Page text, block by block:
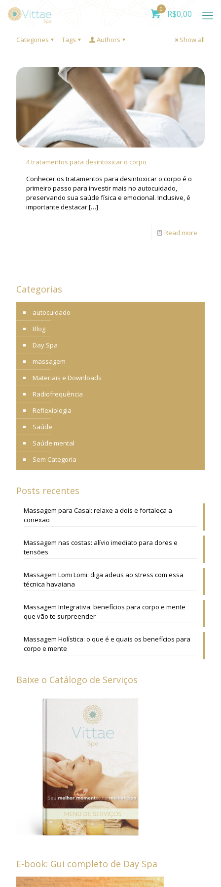
0 R$0,00
Categories Tags Authors Show all
4 tratamentos para desintoxicar o corpo
Conhecer os tratamentos para desintoxicar o corpo é o
primeiro passo para investir mais no autocuidado,
preservando sua saúde física e emocional. Inclusive, é
importante destacar[…]
Read more
Categorias
autocuidado
Blog
Day Spa
massagem
Materiais e Downloads
Radiofrequência
Reflexiologia
Saúde
Saúde mental
Sem Categoria
Posts recentes
Massagem para Casal: relaxe a dois e fortaleça a
conexão
Massagem nas costas: alívio imediato para dores e
tensões
Massagem Lomi Lomi: diga adeus ao stress com essa
técnica havaiana
Massagem Integrativa: benefícios para corpo e mente
que vão te surpreender
Massagem Holística: o que é e quais os benefícios para
corpo e mente
Baixe o Catálogo de Serviços
E-book: Gui completo de Day Spa